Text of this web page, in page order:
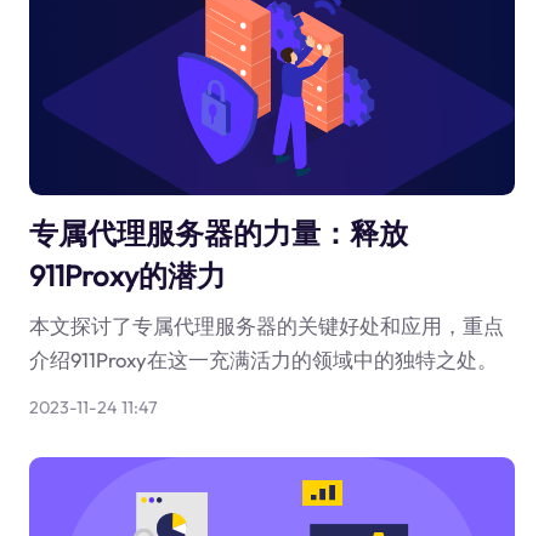
专属代理服务器的力量：释放
911Proxy的潜力
本文探讨了专属代理服务器的关键好处和应用，重点
介绍911Proxy在这一充满活力的领域中的独特之处。
2023-11-24 11:47